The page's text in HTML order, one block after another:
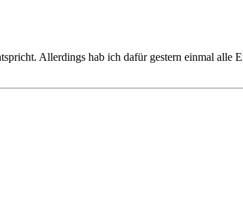
Allerdings hab ich dafür gestern einmal alle